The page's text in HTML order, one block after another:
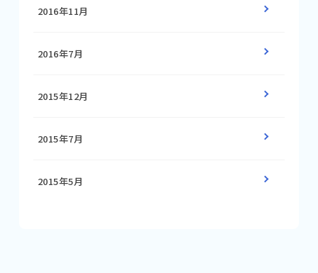
2016年11月
2016年7月
2015年12月
2015年7月
2015年5月